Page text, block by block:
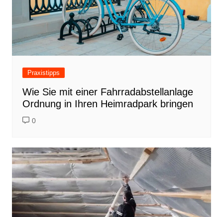
Praxistipps
Wie Sie mit einer Fahrradabstellanlage
Ordnung in Ihren Heimradpark bringen
0